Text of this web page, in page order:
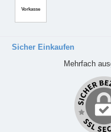
Vorkasse
Sicher Einkaufen
Mehrfach